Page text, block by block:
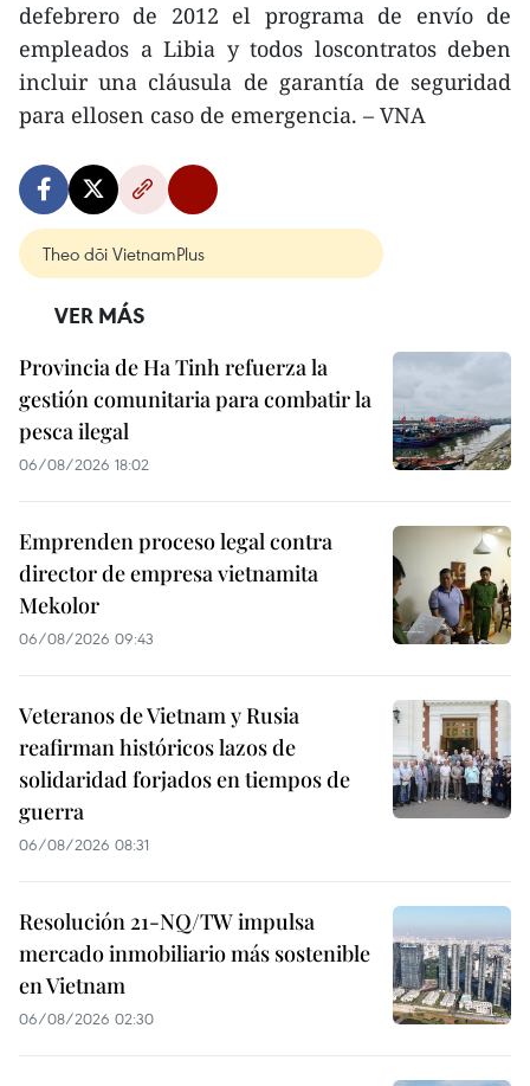
defebrero de 2012 el programa de envío de
empleados a Libia y todos loscontratos deben
incluir una cláusula de garantía de seguridad
para ellosen caso de emergencia. – VNA
Theo dõi VietnamPlus
VER MÁS
Provincia de Ha Tinh refuerza la
gestión comunitaria para combatir la
pesca ilegal
06/08/2026 18:02
Emprenden proceso legal contra
director de empresa vietnamita
Mekolor
06/08/2026 09:43
Veteranos de Vietnam y Rusia
reafirman históricos lazos de
solidaridad forjados en tiempos de
guerra
06/08/2026 08:31
Resolución 21-NQ/TW impulsa
mercado inmobiliario más sostenible
en Vietnam
06/08/2026 02:30